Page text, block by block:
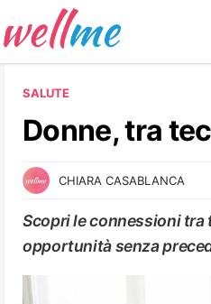
SALUTE
Donne, tra
CHIARA CASABLANCA
Scopri le connessioni
opportunità senza